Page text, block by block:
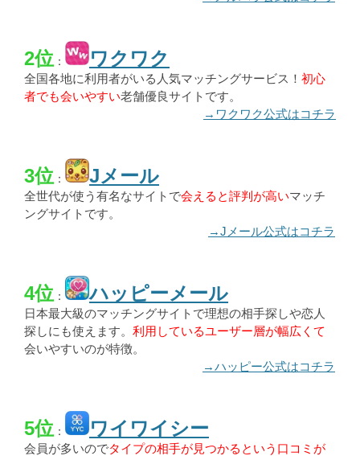
2位 ： ワクワク
全国各地に利用者がいる人気マッチングサービス！ 初心
者でも会いやすい老舗優良サイトです。
→ワクワク公式はコチラ
3位 ： Jメール
全世代が使う有名なサイトで会えると評判が高いマッチ
ングサイトです。
→Jメール公式はコチラ
4位 ： ハッピーメール
日本最大級のマッチングサイトで理想の相手探しや恋人
探しにも使えます。 利用しているユーザー層が幅広くて
会いやすいのが特徴。
→ハッピー公式はコチラ
5位 ： ワイワイシー
会員が多いのでタイプの相手が見つかるという口コミが